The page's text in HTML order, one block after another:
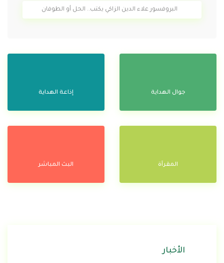
البروفسور علاء الدين الزاكي يكتب.. الحل أو الطوفان
جوال الهداية إذاعة الهداية
المقرآة البث المباشر
الأخبار